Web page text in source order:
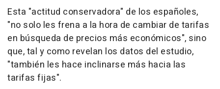
Esta "actitud conservadora" de los españoles,
"no solo les frena a la hora de cambiar de tarifas
en búsqueda de precios más económicos", sino
que, tal y como revelan los datos del estudio,
"también les hace inclinarse más hacia las
tarifas fijas".